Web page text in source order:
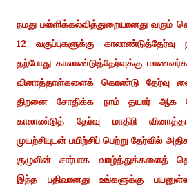
நமது பள்ளிக்கல்வித்துறையானது வரும்
12 வகுப்புகளுக்கு காலாண்டுத்தேர்வு
தற்போது காலாண்டுத்தேர்வுக்கு
வினாத்தாள்களைக் கொண்டு தேர்வு
திறனை சோதிக்க நாம் தயார் ஆக
காலாண்டுத் தேர்வு மாதிரி
முயற்சியுடன் பயிற்சிப் பெற்று தேர்வில்
குழுவின் சார்பாக வாழ்த்துக்களைத்
இந்த பதிவானது உங்களுக்கு